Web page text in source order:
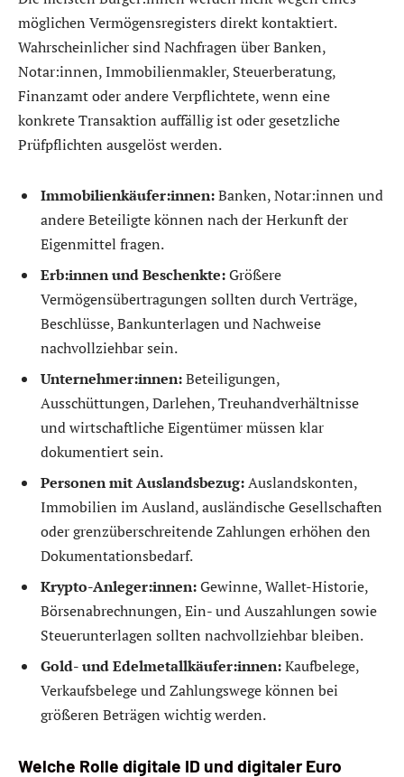
möglichen Vermögensregisters direkt kontaktiert.
Wahrscheinlicher sind Nachfragen über Banken,
Notar:innen, Immobilienmakler, Steuerberatung,
Finanzamt oder andere Verpflichtete, wenn eine
konkrete Transaktion auffällig ist oder gesetzliche
Prüfpflichten ausgelöst werden.
Immobilienkäufer:innen:Banken, Notar:innen und
andere Beteiligte können nach der Herkunft der
Eigenmittel fragen.
Erb:innen und Beschenkte:Größere
Vermögensübertragungen sollten durch Verträge,
Beschlüsse, Bankunterlagen und Nachweise
nachvollziehbar sein.
Unternehmer:innen:Beteiligungen,
Ausschüttungen, Darlehen, Treuhandverhältnisse
und wirtschaftliche Eigentümer müssen klar
dokumentiert sein.
Personen mit Auslandsbezug:Auslandskonten,
Immobilien im Ausland, ausländische Gesellschaften
oder grenzüberschreitende Zahlungen erhöhen den
Dokumentationsbedarf.
Krypto-Anleger:innen:Gewinne, Wallet-Historie,
Börsenabrechnungen, Ein- und Auszahlungen sowie
Steuerunterlagen sollten nachvollziehbar bleiben.
Gold- und Edelmetallkäufer:innen:Kaufbelege,
Verkaufsbelege und Zahlungswege können bei
größeren Beträgen wichtig werden.
Welche Rolle digitale ID und digitaler Euro